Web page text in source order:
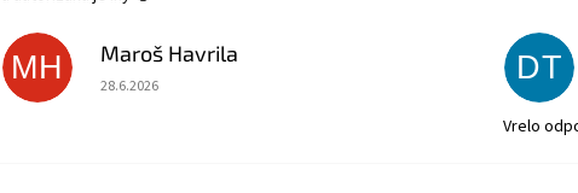
MH Maroš Havrila
Hodnotenie obchodu je 5 z 5 hviezdičiek.
28.6.2026
DT
Vrelo